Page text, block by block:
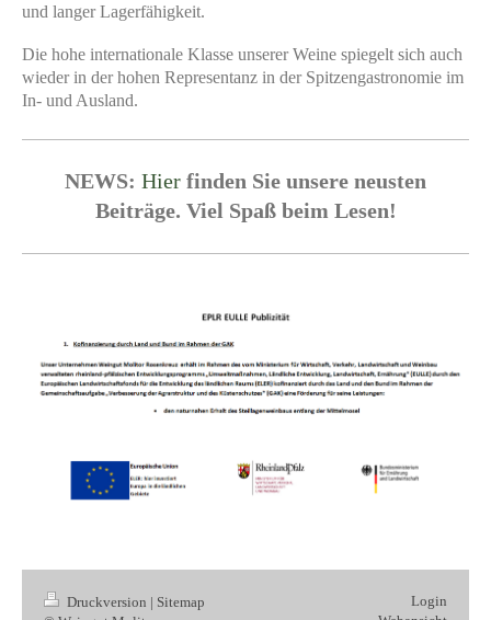
und langer Lagerfähigkeit.
Die hohe internationale Klasse unserer Weine spiegelt sich auch
wieder in der hohen Representanz in der Spitzengastronomie im
In- und Ausland.
NEWS: Hier finden Sie unsere neusten
Beiträge. Viel Spaß beim Lesen!
Druckversion | Sitemap
Login